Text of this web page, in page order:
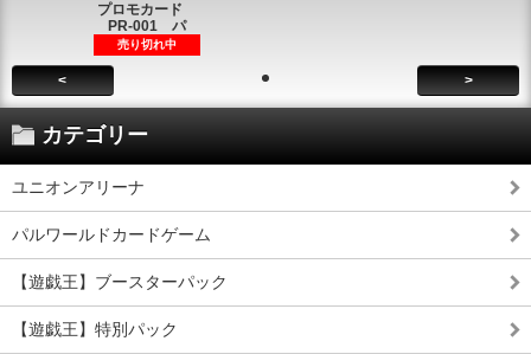
プロモカード
PR-001 パ
売り切れ中
< >
カテゴリー
ユニオンアリーナ
パルワールドカードゲーム
【遊戯王】ブースターパック
【遊戯王】特別パック